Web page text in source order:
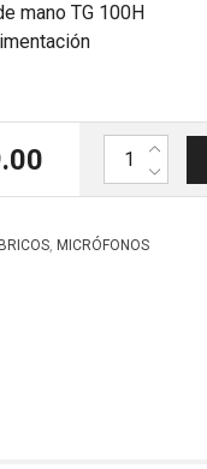
mano TG 100H
Micrófono
, MICRÓFONOS